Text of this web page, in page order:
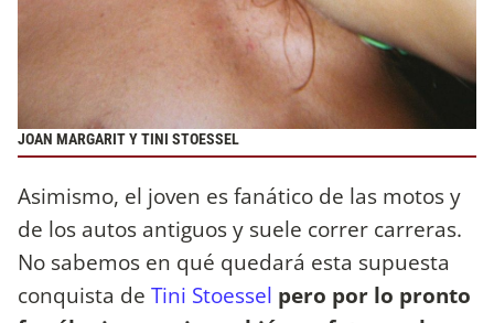
JOAN MARGARIT Y TINI STOESSEL
Asimismo, el joven es fanático de las motos y
de los autos antiguos y suele correr carreras.
No sabemos en qué quedará esta supuesta
conquista de Tini Stoessel pero por lo pronto